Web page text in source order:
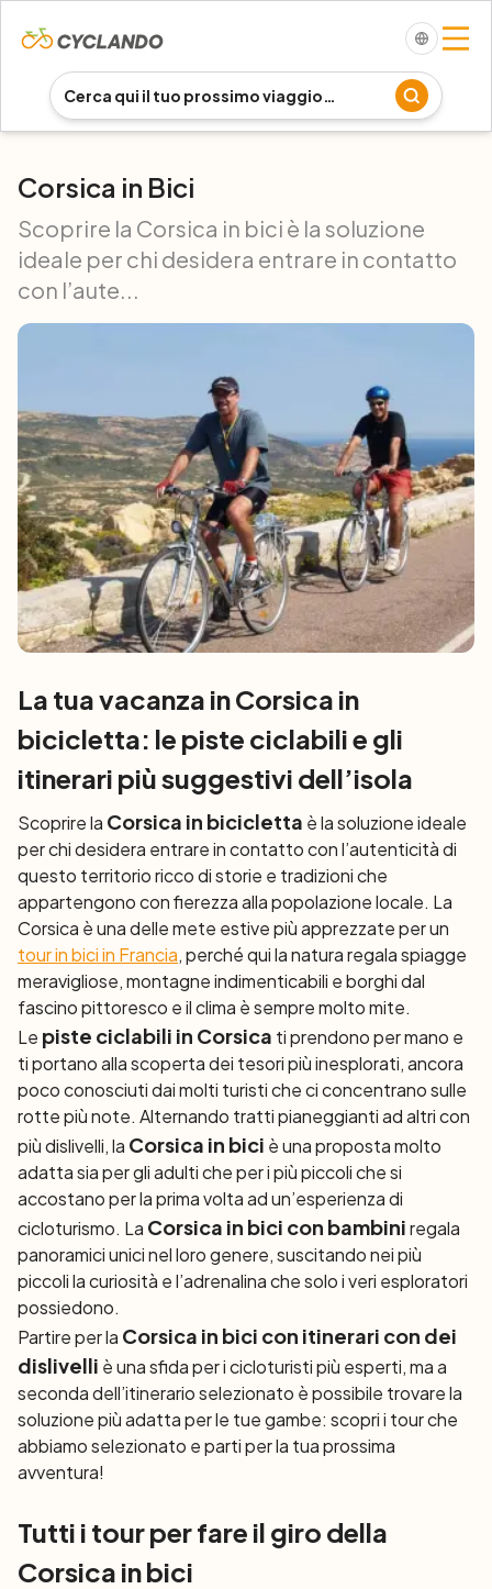
Corsica in Bici
Scoprire la Corsica in bici è la soluzione
ideale per chi desidera entrare in contatto
con l’aute...
La tua vacanza in Corsica in
bicicletta: le piste ciclabili e gli
itinerari più suggestivi dell’isola
Scoprire la Corsica in bicicletta è la soluzione ideale
per chi desidera entrare in contatto con l’autenticità di
questo territorio ricco di storie e tradizioni che
appartengono con fierezza alla popolazione locale. La
Corsica è una delle mete estive più apprezzate per un
tour in bici in Francia, perché qui la natura regala spiagge
meravigliose, montagne indimenticabili e borghi dal
fascino pittoresco e il clima è sempre molto mite.
Le piste ciclabili in Corsica ti prendono per mano e
ti portano alla scoperta dei tesori più inesplorati, ancora
poco conosciuti dai molti turisti che ci concentrano sulle
rotte più note. Alternando tratti pianeggianti ad altri con
più dislivelli, la Corsica in bici è una proposta molto
adatta sia per gli adulti che per i più piccoli che si
accostano per la prima volta ad un’esperienza di
cicloturismo. La Corsica in bici con bambiniregala
panoramici unici nel loro genere, suscitando nei più
piccoli la curiosità e l’adrenalina che solo i veri esploratori
possiedono.
Partire per la Corsica in bici con itinerari con dei
dislivelli è una sfida per i cicloturisti più esperti, ma a
seconda dell’itinerario selezionato è possibile trovare la
soluzione più adatta per le tue gambe: scopri i tour che
abbiamo selezionato e parti per la tua prossima
avventura!
Tutti i tour per fare il giro della
Corsica in bici